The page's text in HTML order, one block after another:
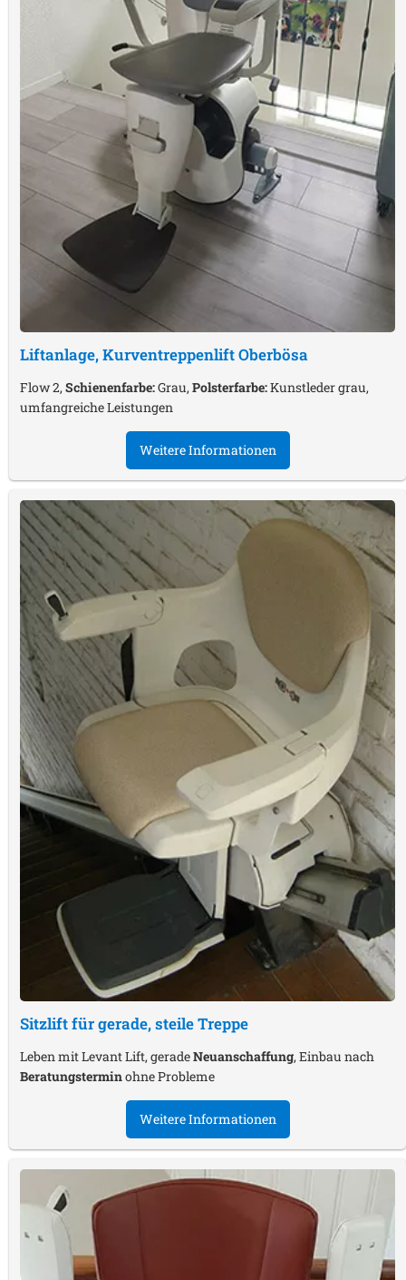
Liftanlage, KurventreppenliftOberbösa
Flow 2,Schienenfarbe:Grau,Polsterfarbe:Kunstleder grau,
umfangreiche Leistungen
Weitere Informationen
Sitzlift für gerade, steile Treppe
Leben mit Levant Lift, geradeNeuanschaffung, Einbau nach
Beratungsterminohne Probleme
Weitere Informationen